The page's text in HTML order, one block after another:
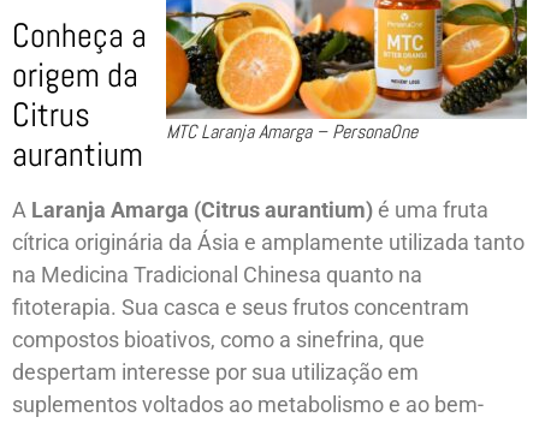
MTC Laranja Amarga – PersonaOne
Conheça a
origem da
Citrus
aurantium
A Laranja Amarga (Citrus aurantium) é uma fruta
cítrica originária da Ásia e amplamente utilizada tanto
na Medicina Tradicional Chinesa quanto na
fitoterapia. Sua casca e seus frutos concentram
compostos bioativos, como a sinefrina, que
despertam interesse por sua utilização em
suplementos voltados ao metabolismo e ao bem-